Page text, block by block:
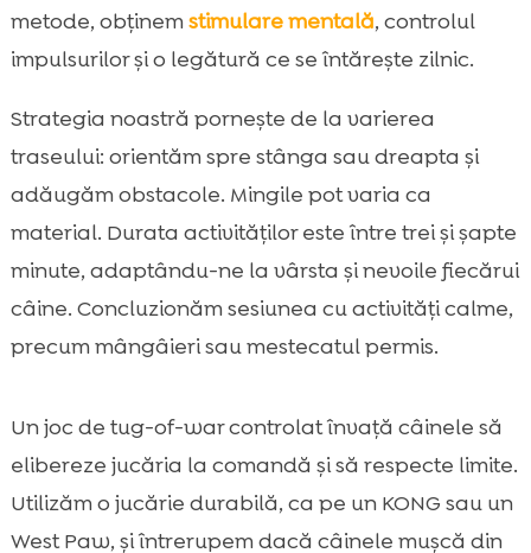
metode, obținemstimulare mentală, controlul
impulsurilor și o legătură ce se întărește zilnic.
Strategia noastră pornește de la varierea
traseului: orientăm spre stânga sau dreapta și
adăugăm obstacole. Mingile pot varia ca
material. Durata activităților este între trei și șapte
minute, adaptându-ne la vârsta și nevoile fiecărui
câine. Concluzionăm sesiunea cu activități calme,
precum mângâieri sau mestecatul permis.
Un joc de tug-of-war controlat învață câinele să
elibereze jucăria la comandă și să respecte limite.
Utilizăm o jucărie durabilă, ca pe un KONG sau un
West Paw, și întrerupem dacă câinele mușcă din